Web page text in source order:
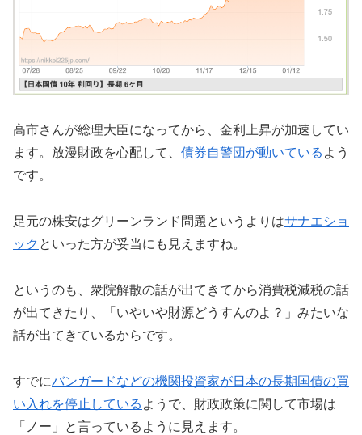
高市さんが総理大臣になってから、金利上昇が加速してい
ます。放漫財政を心配して、 債券自警団が動いている よう
です。
足元の株安はグリーンランド問題というよりはサナエショ
ック といった方が妥当にも見えますね。
というのも、衆院解散の話が出てきてから消費税減税の話
が出てきたり、「いやいや財源どうすんのよ？」みたいな
話が出てきているからです。
すでにバンガードなどの機関投資家が日本の長期国債の買
い入れを停止している ようで、財政政策に関して市場は
「ノー」と言っているように見えます。